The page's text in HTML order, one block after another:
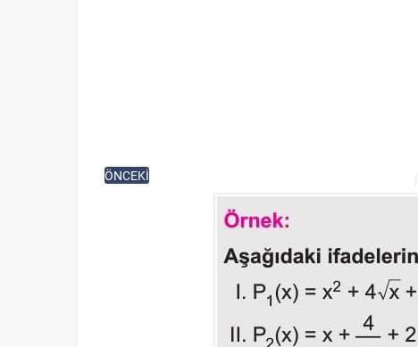
ÖNCEKİ